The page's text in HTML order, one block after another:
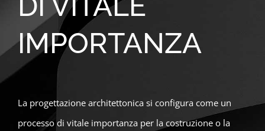
IMPORTANZA
La progettazione architettonica si configura come un
processo di vitale importanza per la costruzione o la